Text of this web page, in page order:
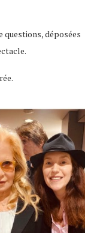
questions, déposées